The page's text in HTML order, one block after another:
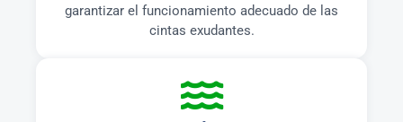
garantizar el funcionamiento adecuado de las
cintas exudantes.